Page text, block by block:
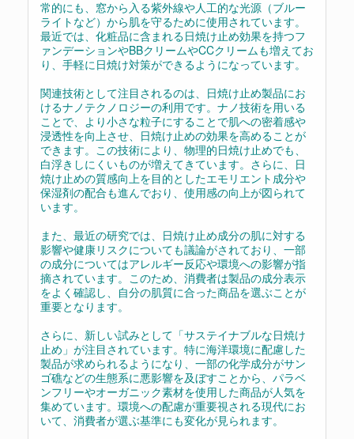
常的にも、窓から入る紫外線や人工的な光源（ブルー
ライトなど）から肌を守るために使用されています。
最近では、化粧品に含まれる日焼け止め効果を持つフ
ァンデーションやBBクリームやCCクリームも増えてお
り、手軽に日焼け対策ができるようになっています。
関連技術として注目されるのは、日焼け止め製品にお
けるナノテクノロジーの利用です。ナノ技術を用いる
ことで、より小さな粒子にすることで肌への密着感や
浸透性を向上させ、日焼け止めの効果を高めることが
できます。この技術により、物理的日焼け止めでも、
白浮きしにくいものが増えてきています。さらに、日
焼け止めの質感向上を目的としたエモリエント成分や
保湿剤の配合も進んでおり、使用感の向上が図られて
います。
また、最近の研究では、日焼け止め成分の肌に対する
影響や健康リスクについても議論がされており、一部
の成分についてはアレルギー反応や環境への影響が指
摘されています。このため、消費者は製品の成分表示
をよく確認し、自分の肌質に合った商品を選ぶことが
重要となります。
さらに、新しい試みとして「サステイナブルな日焼け
止め」が注目されています。特に海洋環境に配慮した
製品が求められるようになり、一部の化学成分がサン
ゴ礁などの生態系に悪影響を及ぼすことから、パラベ
ンフリーやオーガニック素材を使用した商品が人気を
集めています。環境への配慮が重要視される現代にお
いて、消費者が選ぶ基準にも変化が見られます。